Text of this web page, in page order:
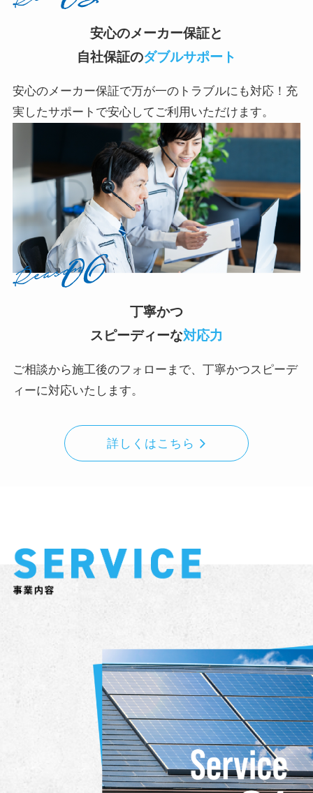
安心のメーカー保証と
自社保証のダブルサポート
安心のメーカー保証で万が一のトラブルにも対応！充
実したサポートで安心してご利用いただけます。
丁寧かつ
スピーディーな対応力
ご相談から施工後のフォローまで、丁寧かつスピーデ
ィーに対応いたします。
詳しくはこちら